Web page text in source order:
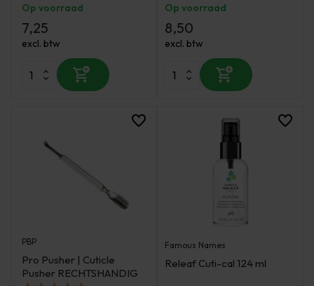
Op voorraad
7,25
excl. btw
Op voorraad
8,50
excl. btw
PBP
Pro Pusher | Cuticle
Pusher RECHTSHANDIG
Famous Names
Releaf Cuti-cal 124 ml